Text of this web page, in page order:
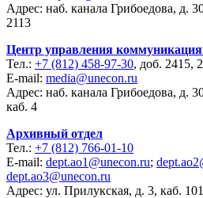
Адрес: наб. канала Грибоедова, д.
2113
Центр управления
Тел.: +7 (812) 458-97-30, доб. 2415,
E-mail: media@unecon.ru
Адрес: наб. канала Грибоедова, д.
каб. 4
Архивный отдел
Тел.: +7 (812) 766-01-10
E-mail: dept.ao1@unecon.ru;
dept.ao3@unecon.ru
Адрес: ул. Прилукская, д. 3, каб. 101